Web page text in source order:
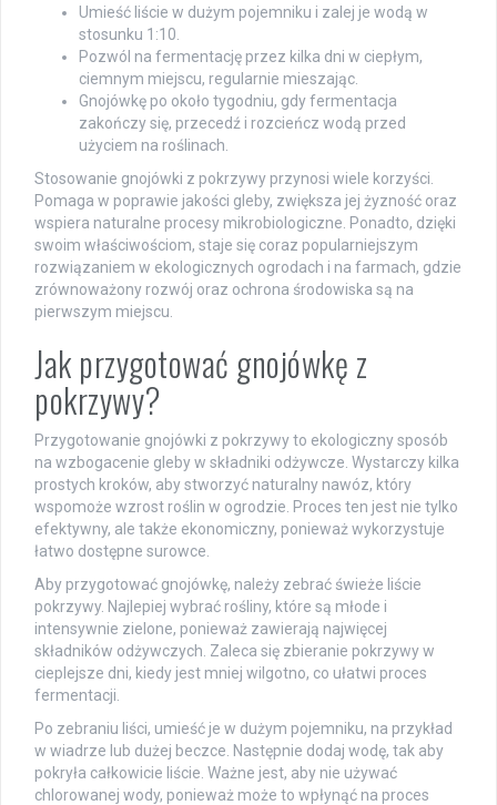
Umieść liście w dużym pojemniku i zalej je wodą w
stosunku 1:10.
Pozwól na fermentację przez kilka dni w ciepłym,
ciemnym miejscu, regularnie mieszając.
Gnojówkę po około tygodniu, gdy fermentacja
zakończy się, przecedź i rozcieńcz wodą przed
użyciem na roślinach.
Stosowanie gnojówki z pokrzywy przynosi wiele korzyści.
Pomaga w poprawie jakości gleby, zwiększa jej żyzność oraz
wspiera naturalne procesy mikrobiologiczne. Ponadto, dzięki
swoim właściwościom, staje się coraz popularniejszym
rozwiązaniem w ekologicznych ogrodach i na farmach, gdzie
zrównoważony rozwój oraz ochrona środowiska są na
pierwszym miejscu.
Jak przygotować gnojówkę z
pokrzywy?
Przygotowanie gnojówki z pokrzywy to ekologiczny sposób
na wzbogacenie gleby w składniki odżywcze. Wystarczy kilka
prostych kroków, aby stworzyć naturalny nawóz, który
wspomoże wzrost roślin w ogrodzie. Proces ten jest nie tylko
efektywny, ale także ekonomiczny, ponieważ wykorzystuje
łatwo dostępne surowce.
Aby przygotować gnojówkę, należy zebrać świeże liście
pokrzywy. Najlepiej wybrać rośliny, które są młode i
intensywnie zielone, ponieważ zawierają najwięcej
składników odżywczych. Zaleca się zbieranie pokrzywy w
cieplejsze dni, kiedy jest mniej wilgotno, co ułatwi proces
fermentacji.
Po zebraniu liści, umieść je w dużym pojemniku, na przykład
w wiadrze lub dużej beczce. Następnie dodaj wodę, tak aby
pokryła całkowicie liście. Ważne jest, aby nie używać
chlorowanej wody, ponieważ może to wpłynąć na proces